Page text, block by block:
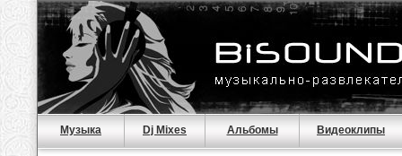
Музыка Dj Mixes Альбомы Видеоклипы